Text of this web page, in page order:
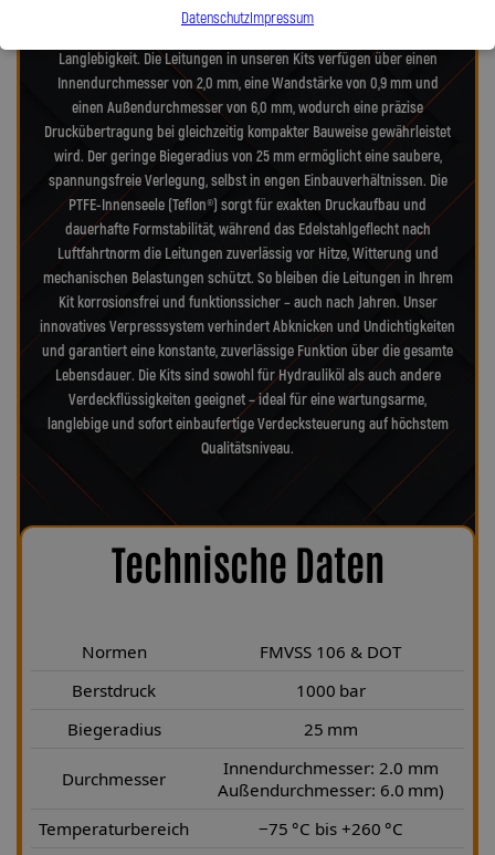
Luftfahrtnorm, hochfeste Edelstahlanschlüsse und deutsche
Langlebigkeit. Die Leitungen in unseren Kits verfügen über einen
Innendurchmesser von 2,0 mm, eine Wandstärke von 0,9 mm und
einen Außendurchmesser von 6,0 mm, wodurch eine präzise
Druckübertragung bei gleichzeitig kompakter Bauweise gewährleistet
wird. Der geringe Biegeradius von 25 mm ermöglicht eine saubere,
spannungsfreie Verlegung, selbst in engen Einbauverhältnissen. Die
PTFE-Innenseele (Teflon®) sorgt für exakten Druckaufbau und
dauerhafte Formstabilität, während das Edelstahlgeflecht nach
Luftfahrtnorm die Leitungen zuverlässig vor Hitze, Witterung und
mechanischen Belastungen schützt. So bleiben die Leitungen in Ihrem
Kit korrosionsfrei und funktionssicher – auch nach Jahren. Unser
innovatives Verpresssystem verhindert Abknicken und Undichtigkeiten
und garantiert eine konstante, zuverlässige Funktion über die gesamte
Lebensdauer. Die Kits sind sowohl für Hydrauliköl als auch andere
Verdeckflüssigkeiten geeignet – ideal für eine wartungsarme,
langlebige und sofort einbaufertige Verdecksteuerung auf höchstem
Qualitätsniveau.
Technische Daten
Normen
FMVSS 106 & DOT
Berstdruck
1000 bar
Biegeradius
25 mm
Durchmesser
Innendurchmesser: 2.0 mm
Außendurchmesser: 6.0 mm)
Temperaturbereich
−75 °C bis +260 °C
DatenschutzImpressum